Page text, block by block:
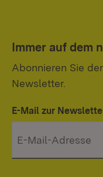
Immer auf dem
Abonnieren Sie
Newsletter.
E-Mail zur